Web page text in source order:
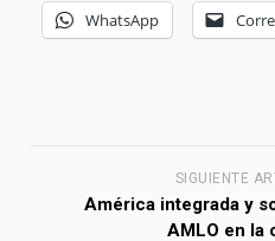
WhatsApp
SIGUIENTE
América integrada y
AMLO en la